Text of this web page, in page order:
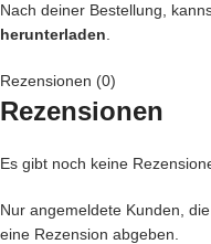
Nach deiner Bestellung,
herunterladen
Rezensionen (0)
Rezensionen
Es gibt noch keine
Nur angemeldete Kunden,
eine Rezension abgeben.